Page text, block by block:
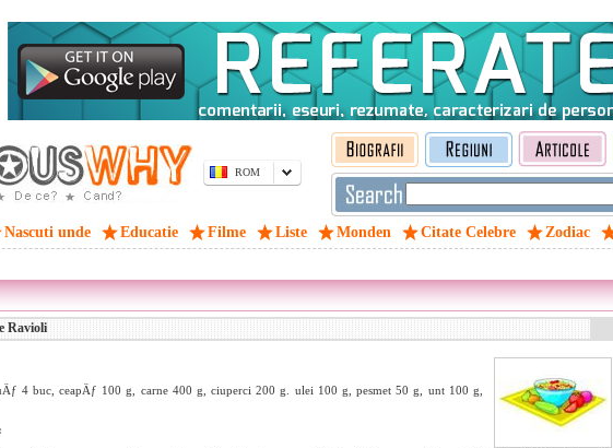
ROM
Nascuti unde Educatie Filme Liste Monden Citate Celebre Zodiac
Ravioli
4 buc, ceapÄƒ 100 g, carne 400 g, ciuperci 200 g. ulei 100 g, pesmet 50 g, unt 100 g,